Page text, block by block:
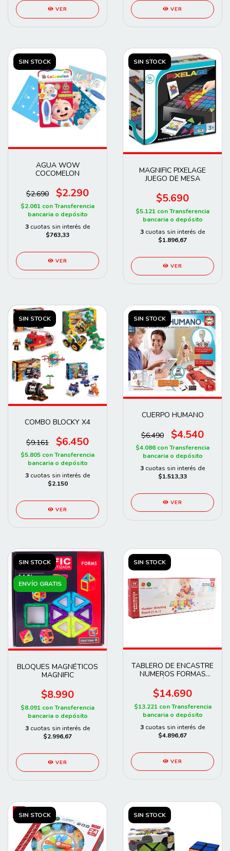
VER VER
SIN STOCK
AGUA WOW
COCOMELON
$2.690 $2.290
$2.061 conTransferencia
bancaria o depósito
3 cuotas sin interés de
$763,33
VER
SIN STOCK
MAGNIFIC PIXELAGE
JUEGO DE MESA
$5.690
$5.121 conTransferencia
bancaria o depósito
3 cuotas sin interés de
$1.896,67
VER
SIN STOCK
COMBO BLOCKY X4
$9.161 $6.450
$5.805 conTransferencia
bancaria o depósito
3 cuotas sin interés de
$2.150
VER
SIN STOCK
CUERPO HUMANO
$6.490 $4.540
$4.086 conTransferencia
bancaria o depósito
3 cuotas sin interés de
$1.513,33
VER
SIN STOCK
ENVÍO GRATIS
BLOQUES MAGNÉTICOS
MAGNIFIC
$8.990
$8.091 conTransferencia
bancaria o depósito
3 cuotas sin interés de
$2.996,67
VER
SIN STOCK
TABLERO DE ENCASTRE
NUMEROS FORMAS
$14.690
$13.221 con Transferencia
bancaria o depósito
3 cuotas sin interés de
$4.896,67
VER
SIN STOCK SIN STOCK